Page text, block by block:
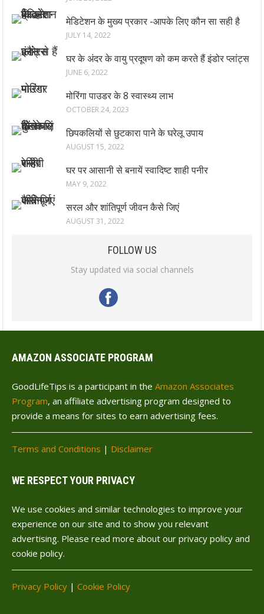
मेडिटेशन के मुख्य प्रकार -आपके लिए कौन सा सही है
JULY 14, 2022
घर के अंदर के वायु प्रदूषण को कम करते हैं इंडोर प्लांट्स
JUNE 6, 2022
मोरिंगा पाउडर के 8 स्वास्थ्य लाभ
OCTOBER 24, 2023
छिपकलियों से छुटकारा पाने के घरेलू उपाय
AUGUST 15, 2022
घर पर आसानी से बनायें स्वादिष्ट शाही पनीर
MAY 9, 2022
सरल और शांतिपूर्ण जीवन कैसे जिएं
AUGUST 31, 2022
FOLLOW US
Stay updated via social channels
AMAZON ASSOCIATE PROGRAM
GoodLifeTips is a participant in the Amazon Associates
Program, an affiliate advertising program designed to
provide a means for sites to earn advertising fees.
Terms and Conditions | Disclaimer
WE RESPECT YOUR PRIVACY
We use cookies and similar technologies to improve your
experience on our site and to show you relevant
advertising. Please read more about our privacy policy and
cookie policy.
Privacy Policy | Cookie Policy